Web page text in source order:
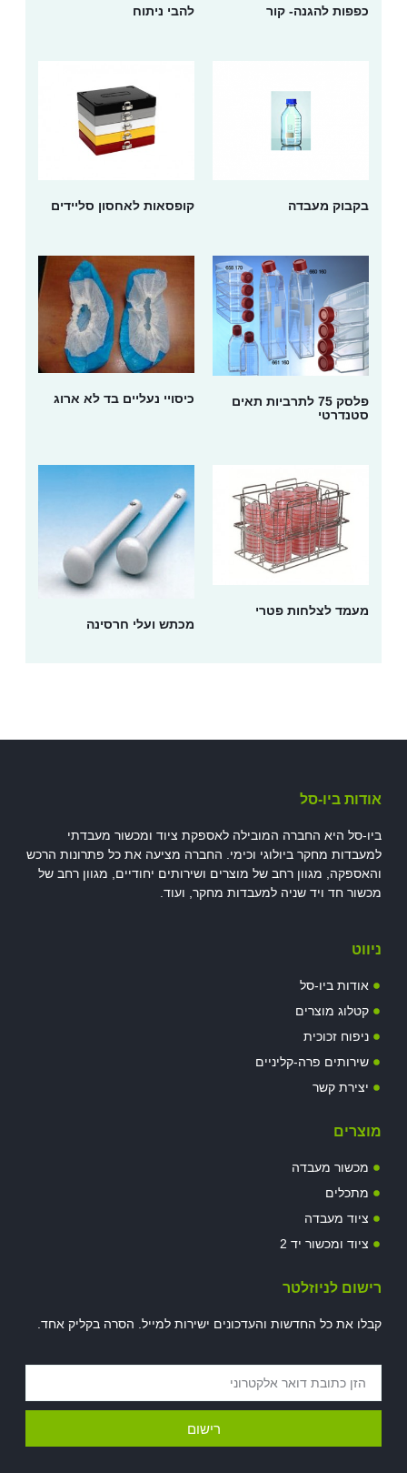
כפפות להגנה- קור להבי ניתוח
בקבוק מעבדה קופסאות לאחסון סליידים
פלסק 75 לתרביות תאים
סטנדרטי
כיסויי נעליים בד לא ארוג
מעמד לצלחות פטרי
מכתש ועלי חרסינה
אודות ביו-סל
ביו-סל היא החברה המובילה לאספקת ציוד ומכשור מעבדתי
למעבדות מחקר ביולוגי וכימי. החברה מציעה את כל פתרונות הרכש
והאספקה, מגוון רחב של מוצרים ושירותים יחודיים, מגוון רחב של
מכשור חד ויד שניה למעבדות מחקר, ועוד.
ניווט
אודות ביו-סל
קטלוג מוצרים
ניפוח זכוכית
שירותים פרה-קליניים
יצירת קשר
מוצרים
מכשור מעבדה
מתכלים
ציוד מעבדה
ציוד ומכשור יד 2
רישום לניוזלטר
קבלו את כל החדשות והעדכונים ישירות למייל. הסרה בקליק אחד.
רישום